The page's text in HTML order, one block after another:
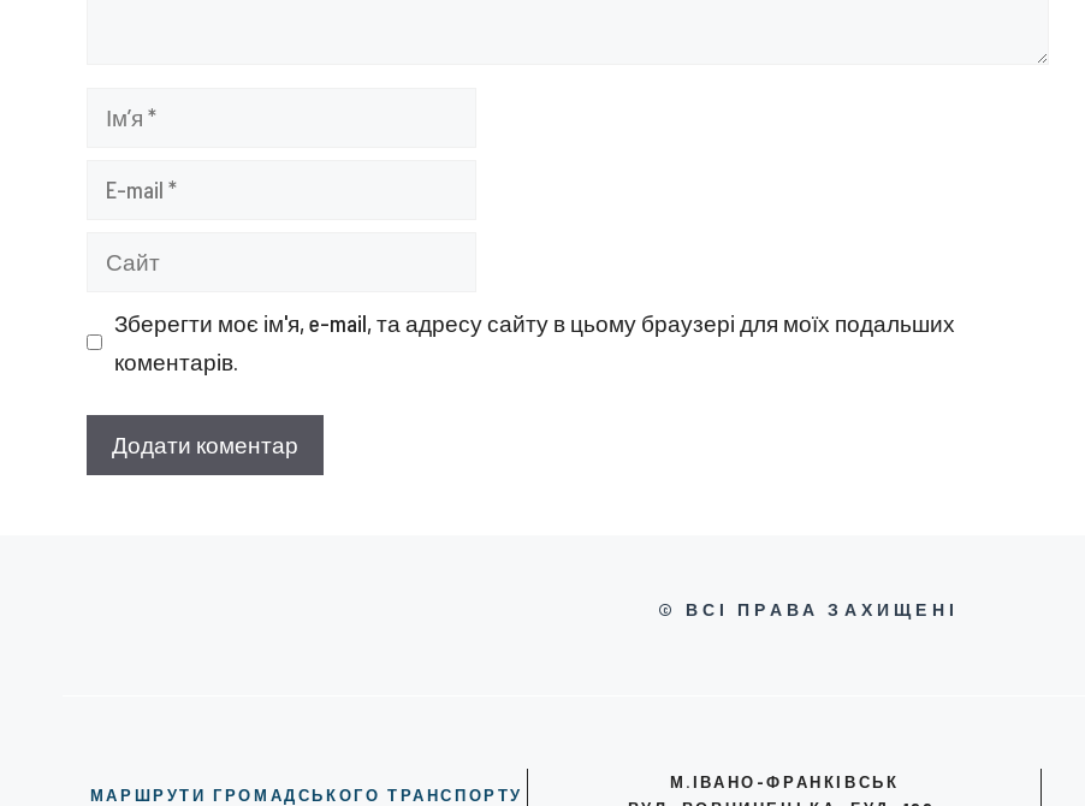
Ім’я
Сайт
Зберегти моє ім'я, e-mail, та адресу сайту в цьому браузері для моїх подальших
коментарів.
© ВСІ ПРАВА ЗАХИЩЕНІ
МАРШРУТИ ГРОМАДСЬКОГО ТРАНСПОРТУ
М.ІВАНО-ФРАНКІВСЬК